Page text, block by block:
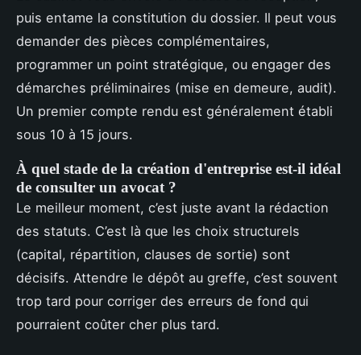
puis entame la constitution du dossier. Il peut vous
demander des pièces complémentaires,
programmer un point stratégique, ou engager des
démarches préliminaires (mise en demeure, audit).
Un premier compte rendu est généralement établi
sous 10 à 15 jours.
À quel stade de la création d'entreprise est-il idéal
de consulter un avocat ?
Le meilleur moment, c’est juste avant la rédaction
des statuts. C’est là que les choix structurels
(capital, répartition, clauses de sortie) sont
décisifs. Attendre le dépôt au greffe, c’est souvent
trop tard pour corriger des erreurs de fond qui
pourraient coûter cher plus tard.